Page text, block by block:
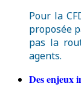
Pour la
proposée
pas la
agents.
Des enjeux